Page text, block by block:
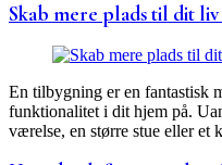
Skab mere plads til dit
En tilbygning er en fantastisk
funktionalitet i dit hjem på.
værelse, en større stue eller